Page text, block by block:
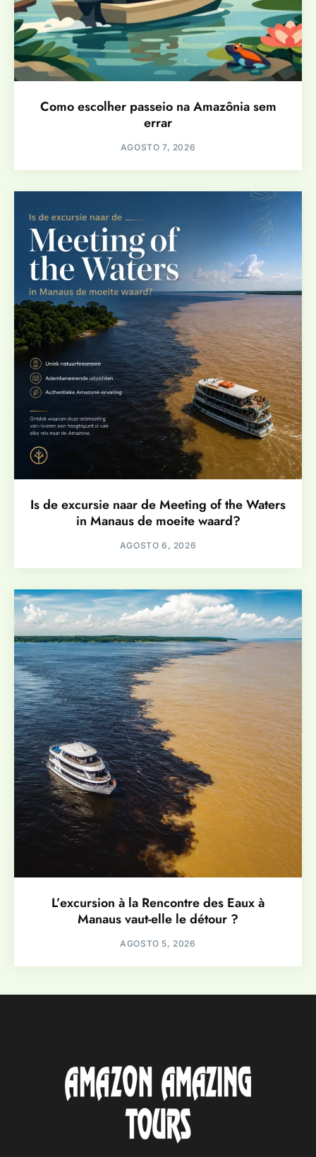
Como escolher passeio na Amazônia sem
errar
AGOSTO 7, 2026
Is de excursie naar de Meeting of the Waters
in Manaus de moeite waard?
AGOSTO 6, 2026
L’excursion à la Rencontre des Eaux à
Manaus vaut-elle le détour ?
AGOSTO 5, 2026